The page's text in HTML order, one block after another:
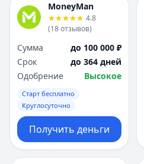
MoneyMan
4.8
(18отзывов)
Сумма
до 100 000 ₽
Срок
до 364 дней
Одобрение
Высокое
Старт бесплатно
Круглосуточно
Получить деньги